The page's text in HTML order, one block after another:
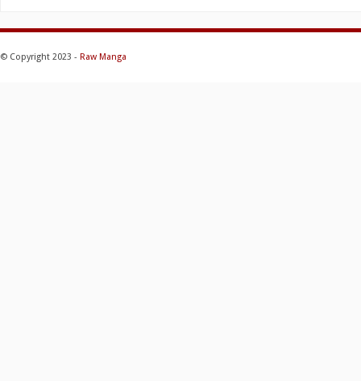
© Copyright 2023 - Raw Manga